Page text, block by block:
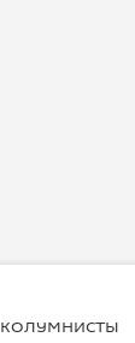
КОЛУМНИСТЫ